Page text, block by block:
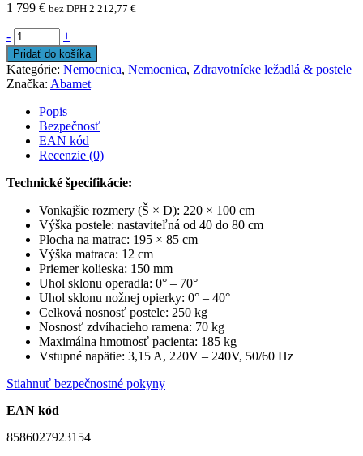
1 799 € bez DPH 2 212,77 €
- +
Pridať do košíka
Kategórie: Nemocnica, Nemocnica, Zdravotnícke ležadlá & postele
Značka: Abamet
Popis
Bezpečnosť
EAN kód
Recenzie (0)
Technické špecifikácie:
Vonkajšie rozmery (Š × D): 220 × 100 cm
Výška postele: nastaviteľná od 40 do 80 cm
Plocha na matrac: 195 × 85 cm
Výška matraca: 12 cm
Priemer kolieska: 150 mm
Uhol sklonu operadla: 0° – 70°
Uhol sklonu nožnej opierky: 0° – 40°
Celková nosnosť postele: 250 kg
Nosnosť zdvíhacieho ramena: 70 kg
Maximálna hmotnosť pacienta: 185 kg
Vstupné napätie: 3,15 A, 220V – 240V, 50/60 Hz
Stiahnuť bezpečnostné pokyny
EAN kód
8586027923154